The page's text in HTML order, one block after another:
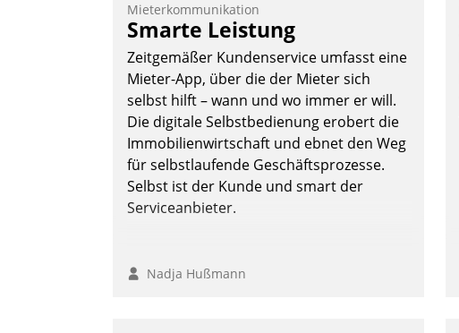
Mieterkommunikation
Smarte Leistung
Zeitgemäßer Kundenservice umfasst eine
Mieter-App, über die der Mieter sich
selbst hilft – wann und wo immer er will.
Die digitale Selbstbedienung erobert die
Immobilienwirtschaft und ebnet den Weg
für selbstlaufende Geschäftsprozesse.
Selbst ist der Kunde und smart der
Serviceanbieter.
Nadja Hußmann